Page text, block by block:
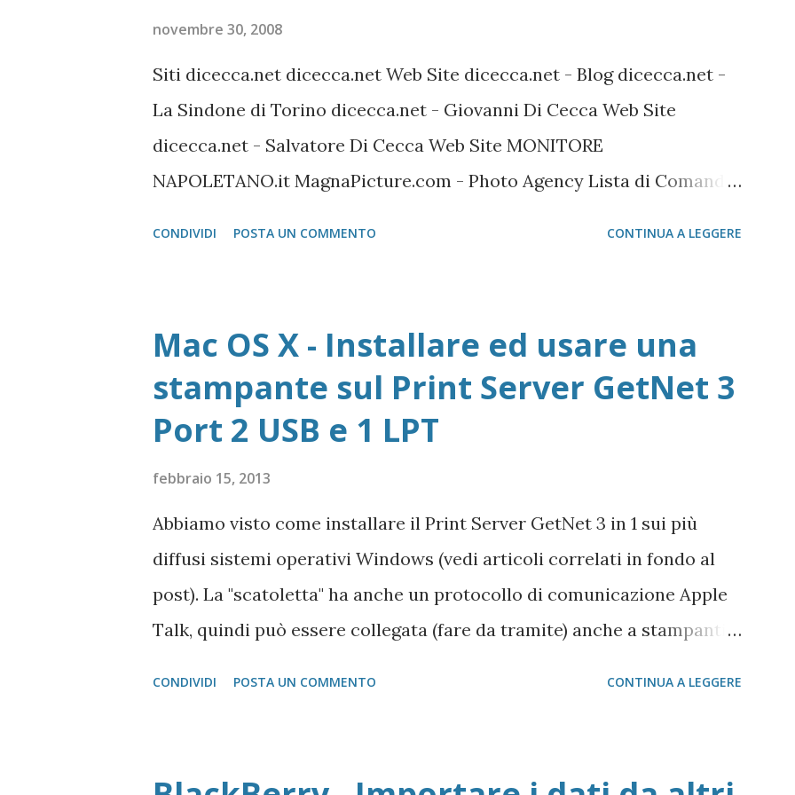
novembre 30, 2008
Siti dicecca.net dicecca.net Web Site dicecca.net - Blog dicecca.net -
La Sindone di Torino dicecca.net - Giovanni Di Cecca Web Site
dicecca.net - Salvatore Di Cecca Web Site MONITORE
NAPOLETANO.it MagnaPicture.com - Photo Agency Lista di Comandi
Registrazione Vecchie versioni Avast Attivazione della copia gratuita
per 1 anno Adobe Reader Get Adobe Acrobat e Adobe Reader Cartella
tutte le versioni Adobe Reader da scaricare offline Microsoft 365
Player Pagina di Download di VLC Pix Resizer for Windows Pagina
dell'autore del progr...
CONDIVIDI POSTA UN COMMENTO CONTINUA A LEGGERE
Mac OS X - Installare ed usare una
stampante sul Print Server GetNet 3
Port 2 USB e 1 LPT
febbraio 15, 2013
Abbiamo visto come installare il Print Server GetNet 3 in 1 sui più
diffusi sistemi operativi Windows (vedi articoli correlati in fondo al
post). La "scatoletta" ha anche un protocollo di comunicazione Apple
Talk, quindi può essere collegata (fare da tramite) anche a stampanti
CONDIVIDI POSTA UN COMMENTO CONTINUA A LEGGERE